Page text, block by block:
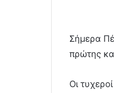
Σήμερα
πρώτης
Οι